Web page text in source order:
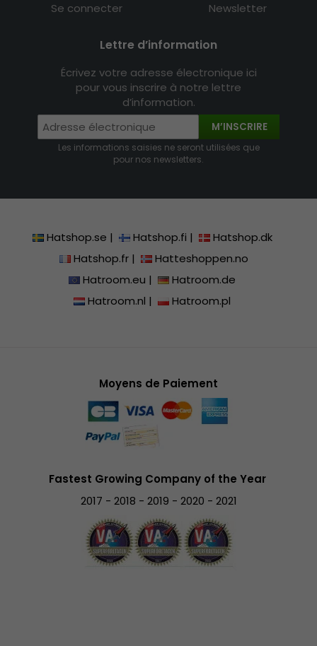
Se connecter
Newsletter
Lettre d’information
Écrivez votre adresse électronique ici
pour vous inscrire à notre lettre
d’information.
M’INSCRIRE
Les informations saisies ne seront utilisées que
pour nos newsletters.
Hatshop.se | Hatshop.fi |
Hatshop.dk
Hatshop.fr|
Hatteshoppen.no
Hatroom.eu |
Hatroom.de
Hatroom.nl | Hatroom.pl
Moyens de Paiement
Fastest Growing Company of the Year
2017 - 2018 - 2019 - 2020 - 2021